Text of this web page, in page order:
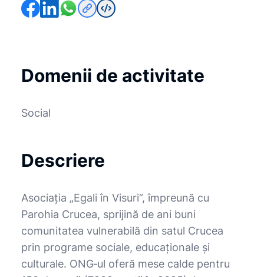
Domenii de activitate
Social
Descriere
Asociația „Egali în Visuri”, împreună cu
Parohia Crucea, sprijină de ani buni
comunitatea vulnerabilă din satul Crucea
prin programe sociale, educaționale și
culturale. ONG‑ul oferă mese calde pentru